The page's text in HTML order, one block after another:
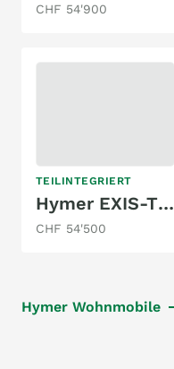
CHF 54'900
TEILINTEGRIERT
Hymer EXIS-T EX 474 2.3 MJ 150
CHF 54'500
Hymer Wohnmobile